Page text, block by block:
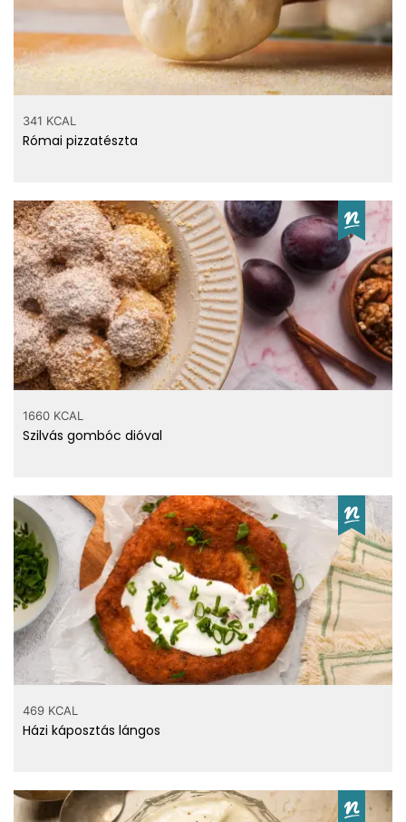
341 KCAL
Római pizzatészta
1660 KCAL
Szilvás gombóc dióval
469 KCAL
Házi káposztás lángos